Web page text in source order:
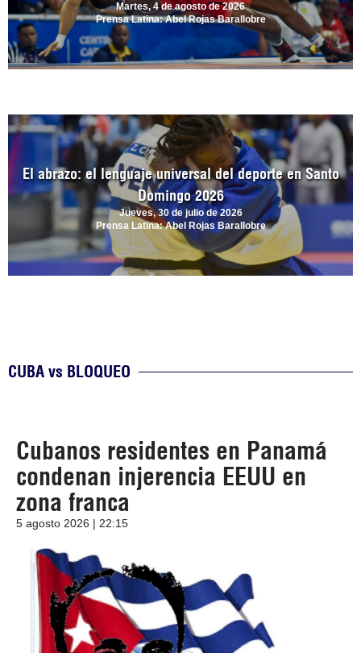
Martes, 4 de agosto de 2026
Prensa Latina: Abel Rojas Barallobre
El abrazo: el lenguaje universal del deporte en Santo
Domingo 2026
Jueves, 30 de julio de 2026
Prensa Latina: Abel Rojas Barallobre
CUBA vs BLOQUEO
Cubanos residentes en Panamá
condenan injerencia EEUU en
zona franca
5 agosto 2026 | 22:15